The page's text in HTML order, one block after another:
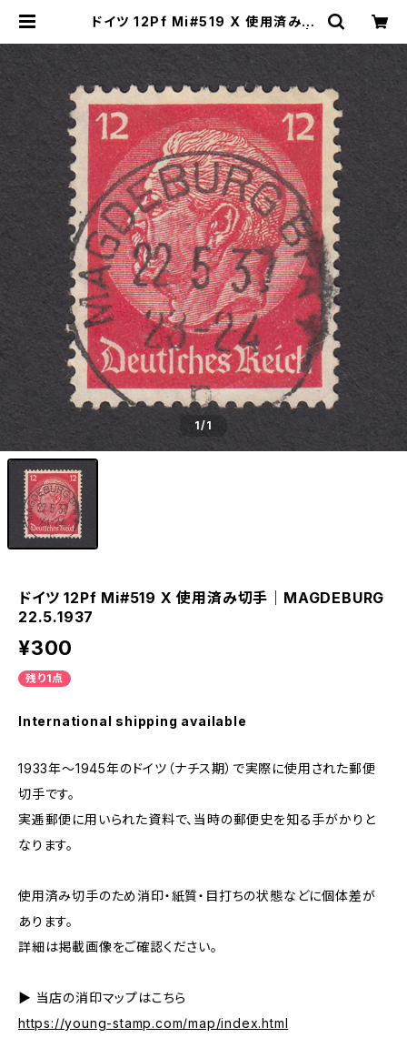
ドイツ 12Pf Mi#519 X 使用済み切
ヤングスタンプのネットショップ | Yo
ung Stamp
1/1
ドイツ 12Pf Mi#519 X 使用済み切手｜MAGDEBURG
22.5.1937
¥300
残り1点
International shipping available
1933年～1945年のドイツ（ナチス期）で実際に使用された郵便
切手です。
実逓郵便に用いられた資料で、当時の郵便史を知る手がかりと
なります。
使用済み切手のため消印・紙質・目打ちの状態などに個体差が
あります。
詳細は掲載画像をご確認ください。
▶ 当店の消印マップはこちら
https://young-stamp.com/map/index.html